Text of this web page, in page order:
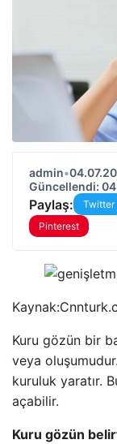
admin•
Güncellendi:
Paylaş: Twitter
Pinterest
Kaynak:
Kuru gözün bir
veya
kuruluk yaratır.
açabilir.
Kuru gözün